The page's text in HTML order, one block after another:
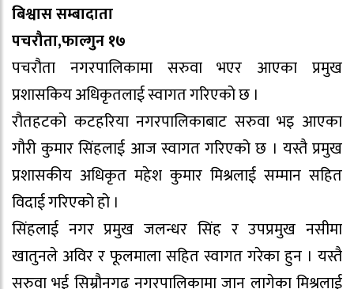
बिश्वास सम्बादाता
पचरौता,फाल्गुन १७
पचरौता नगरपालिकामा सरुवा भएर आएका प्रमुख
प्रशासकिय अधिकृतलाई स्वागत गरिएको छ ।
रौतहटको कटहरिया नगरपालिकाबाट सरुवा भइ आएका
गौरी कुमार सिंहलाई आज स्वागत गरिएको छ । यस्तै प्रमुख
प्रशासकीय अधिकृत महेश कुमार मिश्रलाई सम्मान सहित
विदाई गरिएको हो ।
सिंहलाई नगर प्रमुख जलन्धर सिंह र उपप्रमुख नसीमा
खातुनले अविर र फूलमाला सहित स्वागत गरेका हुन । यस्तै
सरुवा भई सिम्रौनगढ़ नगरपालिकामा जान लागेका मिश्रलाई